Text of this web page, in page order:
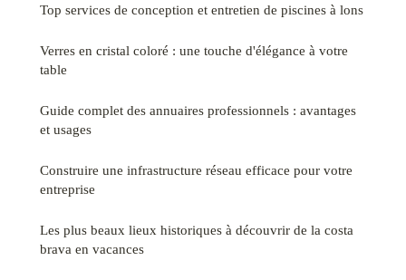
Top services de conception et entretien de piscines à lons
Verres en cristal coloré : une touche d'élégance à votre
table
Guide complet des annuaires professionnels : avantages
et usages
Construire une infrastructure réseau efficace pour votre
entreprise
Les plus beaux lieux historiques à découvrir de la costa
brava en vacances